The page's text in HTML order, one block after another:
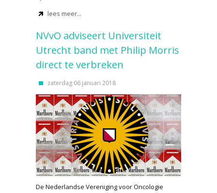
lees meer...
NVvO adviseert Universiteit
Utrecht band met Philip Morris
direct te verbreken
zaterdag 06 januari 2018
De Nederlandse Vereniging voor Oncologie